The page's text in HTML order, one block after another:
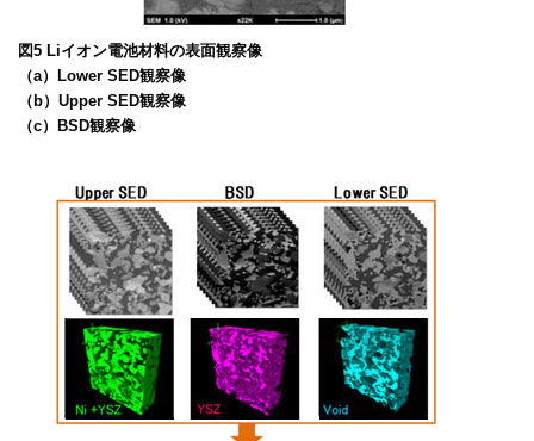
図5 Liイオン電池材料の表面観察像
（a）Lower SED観察像
（b）Upper SED観察像
（c）BSD観察像